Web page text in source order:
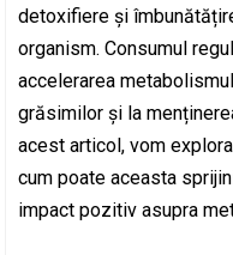
detoxifiere și
organism. Consumul
accelerarea
grăsimilor și la
acest articol, vom
cum poate aceasta
impact pozitiv asupra